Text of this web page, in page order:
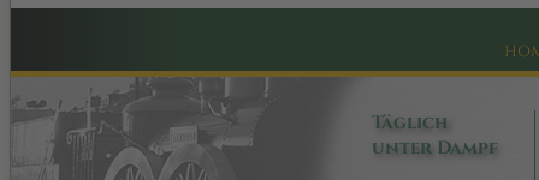
Täglich
unter Dampf